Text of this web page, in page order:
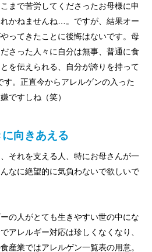
まで苦労してくださったお母様に申
かねませんね…。ですが、結果オー
ってきたことに後悔はないです。母
さった人々に自分は無事、普通に食
を伝えられる、自分が誇りを持って
す。正直今からアレルゲンの入った
ですしね（笑）
向きあえる
それを支える人、特にお母さんが一
なに絶望的に気負わないで欲しいで
の人がとても生きやすい世の中にな
アレルギー対応は珍しくなくなり、
産業ではアレルゲン一覧表の用意。